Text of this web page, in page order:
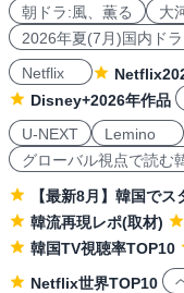
朝ドラ:風、薫る 大
2026年夏(7月)国内ド
Netflix
Disney+2026年作品
U-NEXT
Lemino
グローバル視点で読む
【最新8月】韓国で
韓流再現レポ(取材)
韓国TV視聴率TOP10
Netflix世界TOP10